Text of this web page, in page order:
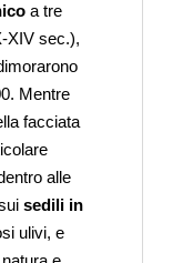
a tre
XIV sec.),
Mentre
facciata
alle
sedili in
ulivi, e